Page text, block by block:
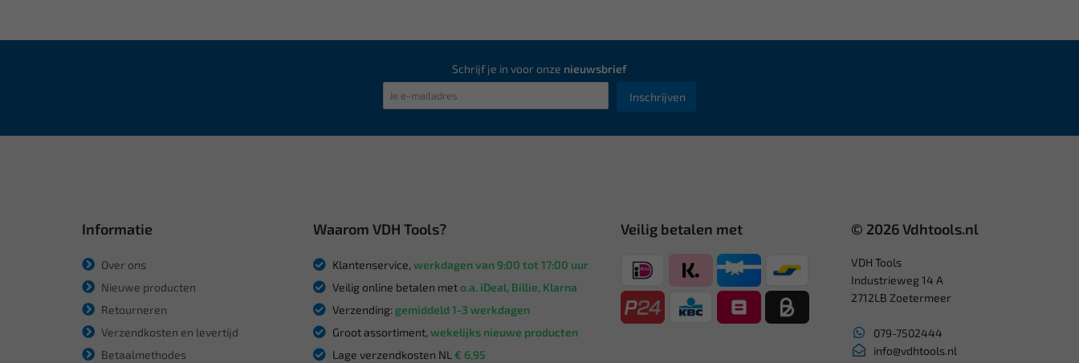
Schrijf je in voor onze nieuwsbrief
Inschrijven
Informatie
Over ons
Nieuwe producten
Retourneren
Verzendkosten en levertijd
Betaalmethodes
Waarom VDH Tools?
Klantenservice, werkdagen van 9:00 tot 17:00 uur
Veilig online betalen meto.a. iDeal, Billie, Klarna
Verzending: gemiddeld 1-3 werkdagen
Groot assortiment, wekelijks nieuwe producten
Lage verzendkosten NL € 6,95
Veilig betalen met © 2026 Vdhtools.nl
VDH Tools
Industrieweg 14 A
2712LB Zoetermeer
079-7502444
info@vdhtools.nl